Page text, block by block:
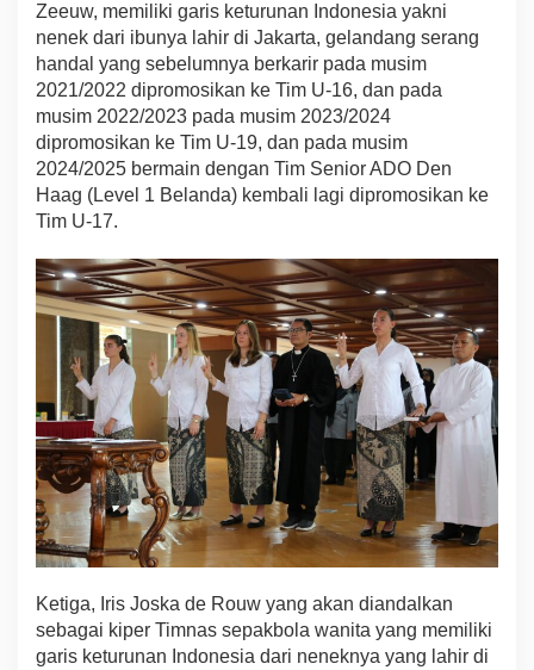
Zeeuw, memiliki garis keturunan Indonesia yakni
nenek dari ibunya lahir di Jakarta, gelandang serang
handal yang sebelumnya berkarir pada musim
2021/2022 dipromosikan ke Tim U-16, dan pada
musim 2022/2023 pada musim 2023/2024
dipromosikan ke Tim U-19, dan pada musim
2024/2025 bermain dengan Tim Senior ADO Den
Haag (Level 1 Belanda) kembali lagi dipromosikan ke
Tim U-17.
Ketiga, Iris Joska de Rouw yang akan diandalkan
sebagai kiper Timnas sepakbola wanita yang memiliki
garis keturunan Indonesia dari neneknya yang lahir di